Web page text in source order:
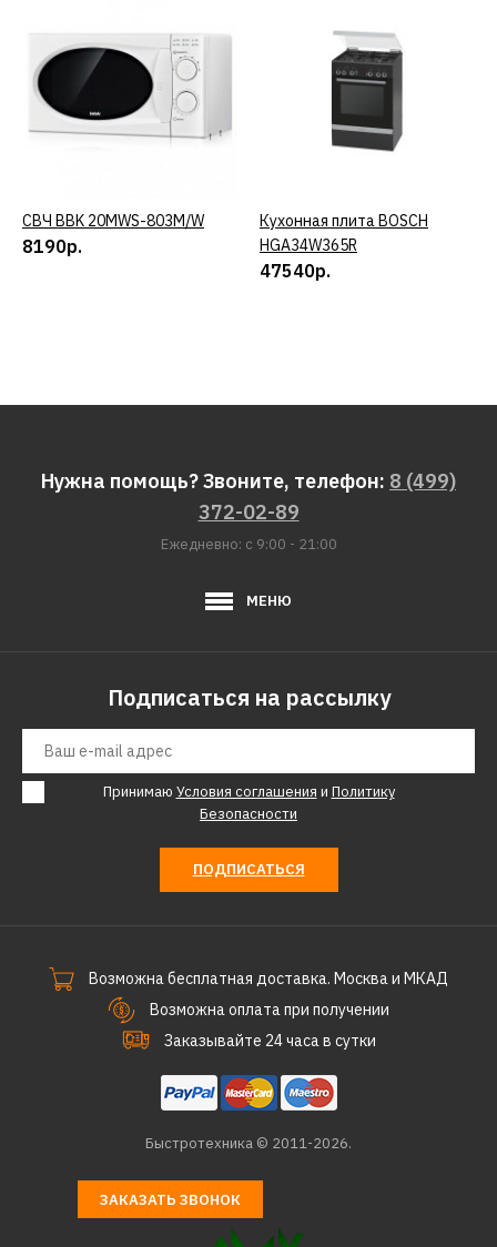
КУПИТЬ
СВЧ BBK 20MWS-803M/W
8190р.
КУПИТЬ
Кухонная плита BOSCH
HGA34W365R
47540р.
Нужна помощь? Звоните, телефон: 8 (499)
372-02-89
Ежедневно: с 9:00 - 21:00
МЕНЮ
Подписаться на рассылку
Принимаю Условия соглашения и Политику
Безопасности
ПОДПИСАТЬСЯ
Возможна бесплатная доставка. Москва и МКАД
Возможна оплата при получении
Заказывайте 24 часа в сутки
Быстротехника © 2011-2026.
ЗАКАЗАТЬ ЗВОНОК